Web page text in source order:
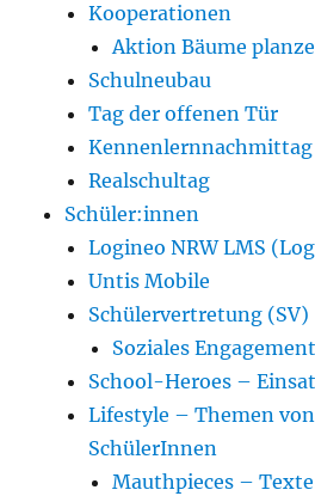
Kooperationen
Aktion Bäume
Schulneubau
Tag der offenen Tür
Kennenlernnachmittag
Realschultag
Schüler:innen
Logineo NRW LMS
Untis Mobile
Schülervertretung (SV)
Soziales
School-Heroes –
Lifestyle – Themen
SchülerInnen
Mauthpieces –